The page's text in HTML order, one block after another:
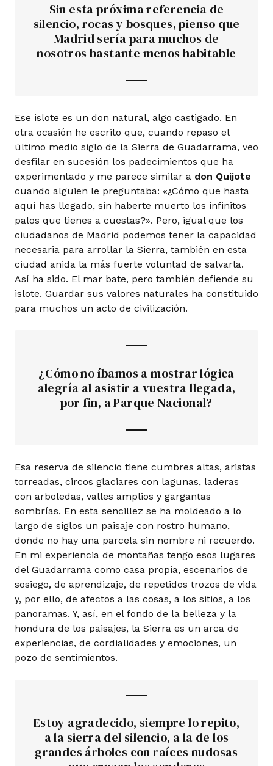
Sin esta próxima referen­cia de
silencio, rocas y bosques, pienso que
Madrid sería para muchos de
nosotros bastante menos habitable
Ese islote es un don natural, algo castigado. En
otra ocasión he escrito que, cuando repaso el
último medio siglo de la Sierra de Guadarrama, veo
desfilar en sucesión los padecimientos que ha
experimentado y me parece similar a don Quijote
cuando alguien le preguntaba: «¿Cómo que hasta
aquí has llegado, sin haberte muerto los infinitos
palos que tienes a cuestas?». Pero, igual que los
ciudadanos de Madrid podemos tener la capacidad
necesaria para arrollar la Sierra, también en esta
ciudad anida la más fuerte voluntad de salvarla.
Así ha sido. El mar bate, pero también defiende su
islote. Guardar sus valores naturales ha constituido
para muchos un acto de civilización.
¿Cómo no íbamos a mostrar lógica
alegría al asistir a vuestra llegada,
por fin, a Parque Nacional?
Esa reserva de silencio tiene cumbres altas, aristas
torreadas, circos glaciares con lagunas, laderas
con arboledas, valles amplios y gargantas
sombrías. En esta sencillez se ha moldeado a lo
largo de siglos un paisaje con rostro humano,
donde no hay una parcela sin nombre ni recuerdo.
En mi experiencia de montañas tengo esos lugares
del Guadarrama como casa propia, escenarios de
sosiego, de aprendizaje, de repetidos trozos de vida
y, por ello, de afectos a las cosas, a los sitios, a los
panoramas. Y, así, en el fondo de la belleza y la
hondura de los paisajes, la Sierra es un arca de
experiencias, de cordialidades y emociones, un
pozo de sentimientos.
Estoy agradecido, siempre lo repito,
a la sierra del silencio, a la de los
grandes árboles con raíces nudosas